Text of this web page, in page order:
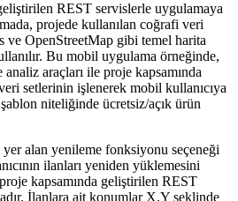
REST servislerle uygulamaya
projede kullanılan coğrafi veri
ve OpenStreetMap gibi temel harita
Bu mobil uygulama örneğinde,
araçları ile proje kapsamında
setlerinin işlenerek mobil kullanıcıya
niteliğinde ücretsiz/açık ürün
alan yenileme fonksiyonu seçeneği
ilanları yeniden yüklemesini
kapsamında geliştirilen REST
İlanlara ait konumlar X,Y şeklinde